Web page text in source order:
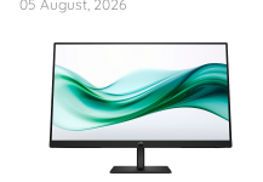
05 August, 2026